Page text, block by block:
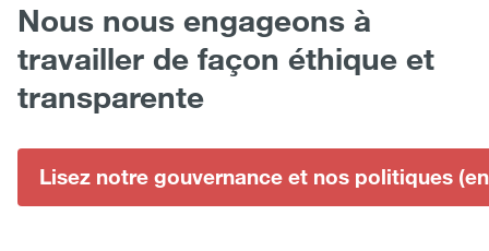
Nous nous engageons à
travailler de façon éthique et
transparente
Lisez notre gouvernance et nos politiques